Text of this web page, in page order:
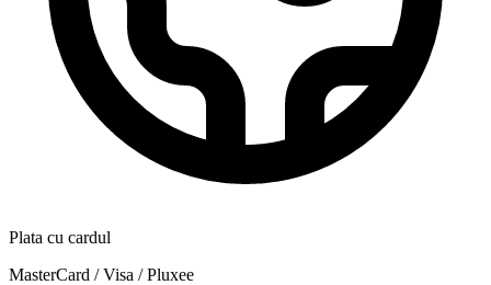
Plata cu cardul
MasterCard / Visa / Pluxee